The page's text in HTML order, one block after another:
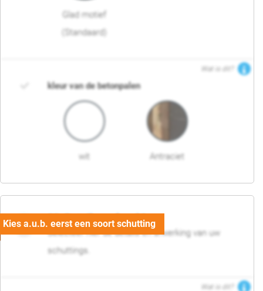
Glad motief
(Standaard)
Wat is dit?
kleur van de betonpalen
wit Antraciet
03. Detail en afwerking
Selecteer hier de details en afwerking van uw
schuttings.
Wat is dit?